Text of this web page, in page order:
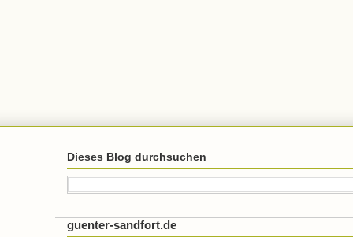
Dieses Blog durchsuchen
guenter-sandfort.de